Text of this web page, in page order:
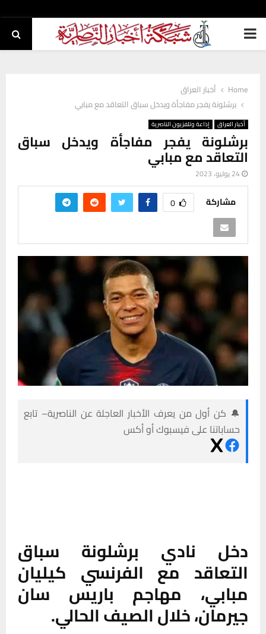
PRIMARY
Home
أخبار العراق
برشلونة يفجر مفاجأة ويدخل سباق التعاقد مع مبابي
أخبار العراق إذاعة وتلفزيون الناصرية
برشلونة يفجر مفاجأة ويدخل سباق
التعاقد مع مبابي
24 يوليو، 2023
مشاركة 0
🔔 كن أول من يعرف الأخبار العاجلة عن الناصرية– تابع
حساباتنا على فيسبوك أو أكس
دخل نادي برشلونة سباق
التعاقد مع الفرنسي كيليان
مبابي، مهاجم باريس سان
جيرمان، خلال الصيف الحالي.